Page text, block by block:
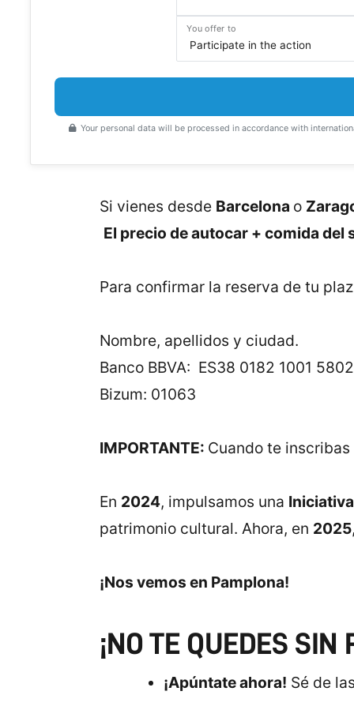
You offer to
Your personal data will be processed in accordance with
Si vienes desde Barcelona o
El precio de autocar + comida del
Para confirmar la reserva de tu
Nombre, apellidos y ciudad.
Banco BBVA: ES38 0182 1001
Bizum: 01063
IMPORTANTE: Cuando te
En 2024, impulsamos una
patrimonio cultural. Ahora, en 2025
¡Nos vemos en Pamplona!
¡NO TE QUEDES SIN
¡Apúntate ahora! Sé de